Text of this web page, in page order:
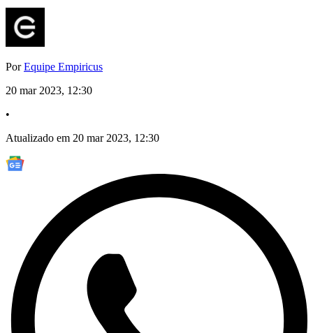
PorEquipe Empiricus
20 mar 2023, 12:30
•
Atualizado em 20 mar 2023, 12:30